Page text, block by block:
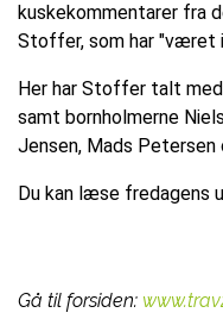
kuskekommentarer fra
Stoffer, som har "været
Her har Stoffer talt
samt bornholmerne
Jensen, Mads Petersen
Du kan læse fredagens
Gå til forsiden: